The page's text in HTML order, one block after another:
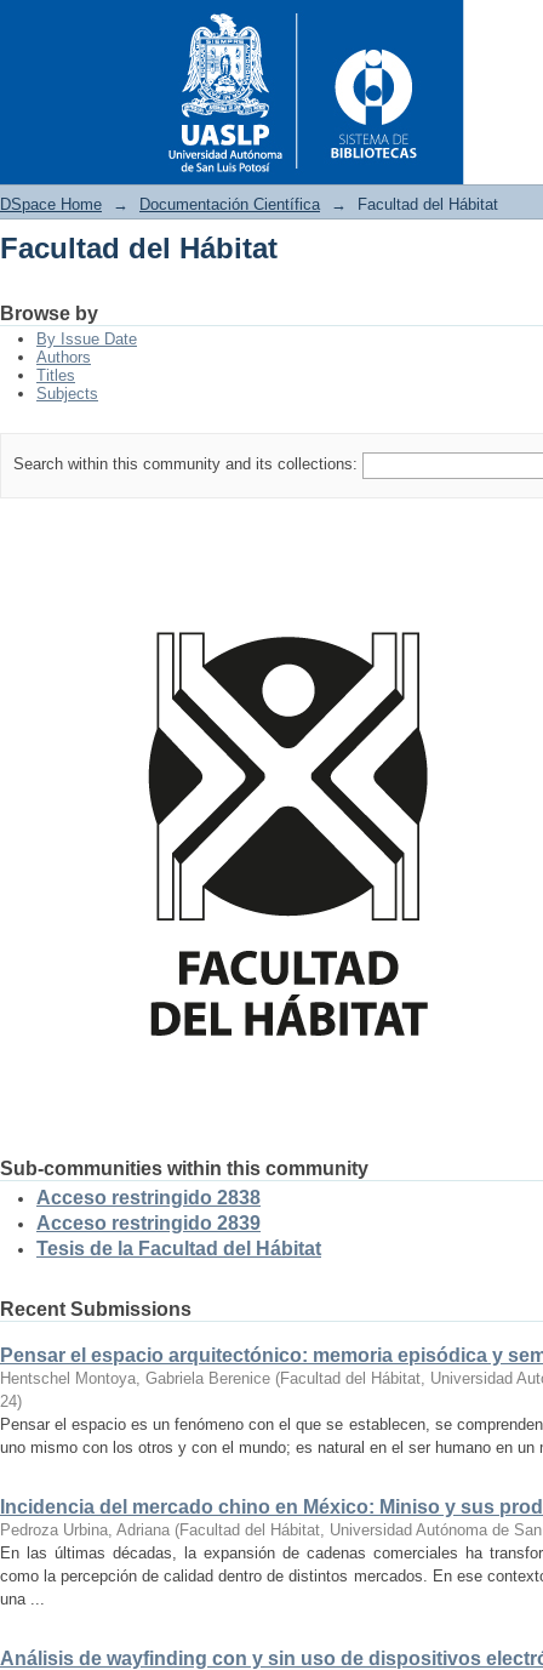
DSpace Home → Documentación Científica → Facultad del Hábitat
Facultad del Hábitat
Browse by
By Issue Date
Authors
Titles
Subjects
Search within this community and its collections:
Sub-communities within this community
Acceso restringido 2838
Acceso restringido 2839
Tesis de la Facultad del Hábitat
Recent Submissions
Pensar el espacio arquitectónico: memoria episódica y
Hentschel Montoya, Gabriela Berenice (Facultad del Hábitat, Universidad
24)
Pensar el espacio es un fenómeno con el que se establecen, se
uno mismo con los otros y con el mundo; es natural en el ser humano en
Incidencia del mercado chino en México: Miniso y sus
Pedroza Urbina, Adriana (Facultad del Hábitat, Universidad Autónoma de
En las últimas décadas, la expansión de cadenas comerciales ha
como la percepción de calidad dentro de distintos mercados. En ese
una ...
Análisis de wayfinding con y sin uso de dispositivos